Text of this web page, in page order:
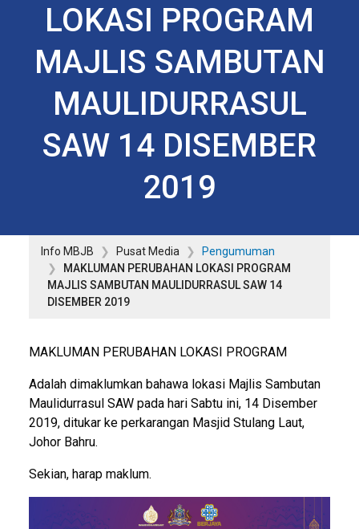
LOKASI PROGRAM
MAJLIS SAMBUTAN
MAULIDURRASUL
SAW 14 DISEMBER
2019
Info MBJB Pusat Media
Pengumuman
MAKLUMAN PERUBAHAN LOKASI PROGRAM
MAJLIS SAMBUTAN MAULIDURRASUL SAW 14
DISEMBER 2019
MAKLUMAN PERUBAHAN LOKASI PROGRAM
Adalah dimaklumkan bahawa lokasi Majlis Sambutan
Maulidurrasul SAW pada hari Sabtu ini, 14 Disember
2019, ditukar ke perkarangan Masjid Stulang Laut,
Johor Bahru.
Sekian, harap maklum.